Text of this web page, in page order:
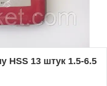
HSS 13 штук 1.5-6.5